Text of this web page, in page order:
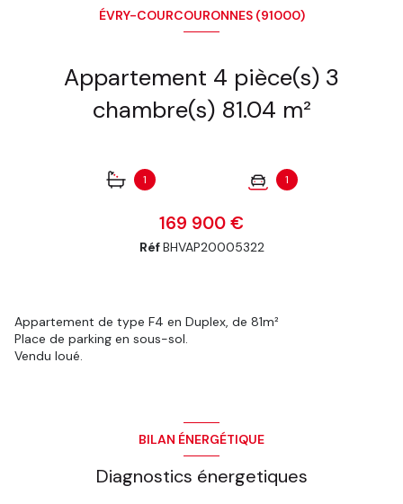
ÉVRY-COURCOURONNES (91000)
Appartement 4 pièce(s) 3
chambre(s) 81.04 m²
1 1
169 900 €
RéfBHVAP20005322
Appartement de type F4 en Duplex, de 81m²
Place de parking en sous-sol.
Vendu loué.
BILAN ÉNERGÉTIQUE
Diagnostics énergetiques